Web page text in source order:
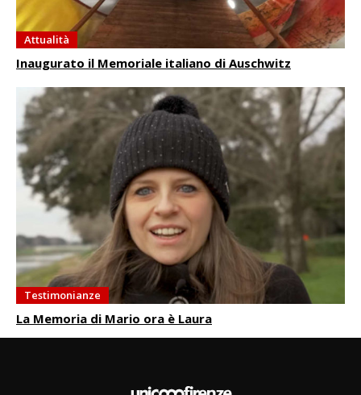
Attualità
Inaugurato il Memoriale italiano di Auschwitz
Testimonianze
La Memoria di Mario ora è Laura